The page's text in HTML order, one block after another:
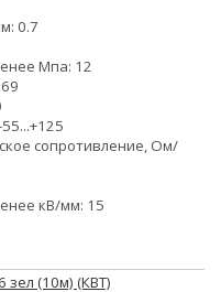
0.7
Мпа: 12
сопротивление, Ом/
кВ/мм: 15
зел (10м) (КВТ)